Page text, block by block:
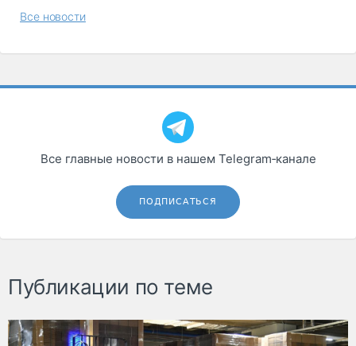
Все новости
Все главные новости в нашем Telegram‑канале
ПОДПИСАТЬСЯ
Публикации по теме